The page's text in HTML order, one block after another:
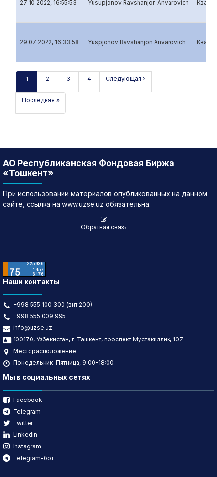
27 10 2022, 16:55:53 Yusupjonov Ravshanjon Anvarovich
29 07 2022, 16:33:58 Yuspjonov Ravshanjon Anvarovich
1 2 3 4 Следующая ›
Последняя »
АО Республиканская Фондовая Биржа
«Тошкент»
При использовании материалов опубликованных на данном
сайте, ссылка на www.uzse.uz обязательна.
Обратная связь
Наши контакты
+998 555 100 300 (внт:200)
+998 555 009 995
info@uzse.uz
100170, Узбекистан, г. Ташкент, проспект Мустакиллик, 107
Месторасположение
Понедельник-Пятница, 9:00-18:00
Мы в социальных сетях
Facebook
Telegram
Twitter
Linkedin
Instagram
Telegram-бот